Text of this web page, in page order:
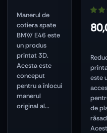
Manerul de
cotiera spate
BMW E46 este
un produs
printat 3D.
Acesta este
conceput
pentru a înlocui
manerul
original al...
este
de